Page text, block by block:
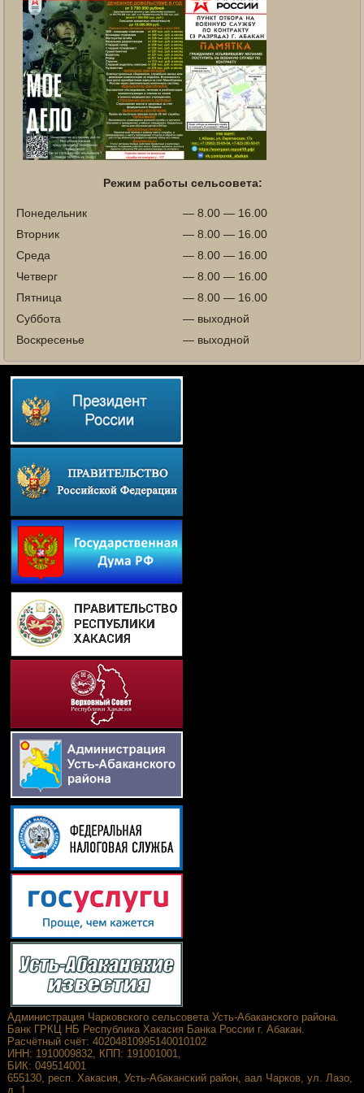
Режим работы сельсовета:
Понедельник
— 8.00 — 16.00
Вторник
— 8.00 — 16.00
Среда
— 8.00 — 16.00
Четверг
— 8.00 — 16.00
Пятница
— 8.00 — 16.00
Суббота
— выходной
Воскресенье
— выходной
Администрация Чарковского сельсовета Усть-Абаканского района.
Банк ГРКЦ НБ Республика Хакасия Банка России г. Абакан.
Расчётный счёт: 40204810995140010102
ИНН: 1910009832, КПП: 191001001,
БИК: 049514001
655130, респ. Хакасия, Усть-Абаканский район, аал Чарков, ул. Лазо,
д. 1.